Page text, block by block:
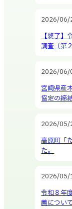
2026/06/
【終了】
調査（第
2026/06/
宮崎県産
協定の締
2026/05/
高原町「
た。
2026/05/
令和８年
薦につい